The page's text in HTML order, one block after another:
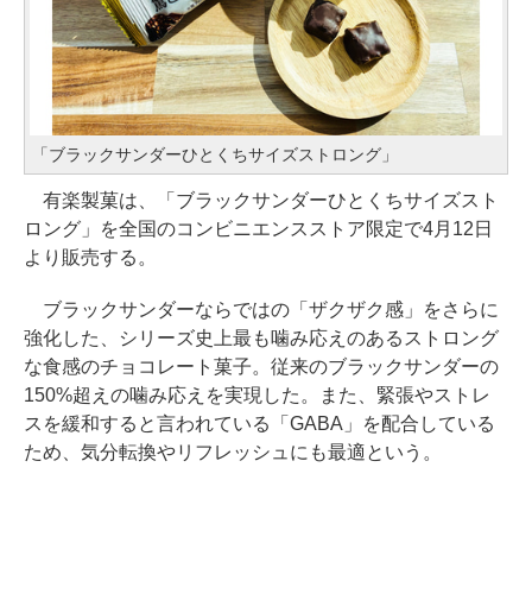
「ブラックサンダーひとくちサイズストロング」
有楽製菓は、「ブラックサンダーひとくちサイズスト
ロング」を全国のコンビニエンスストア限定で4月12日
より販売する。
ブラックサンダーならではの「ザクザク感」をさらに
強化した、シリーズ史上最も噛み応えのあるストロング
な食感のチョコレート菓子。従来のブラックサンダーの
150%超えの噛み応えを実現した。また、緊張やストレ
スを緩和すると言われている「GABA」を配合している
ため、気分転換やリフレッシュにも最適という。